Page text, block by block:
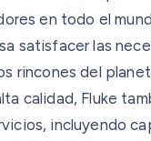
en todo el
satisfacer las
rincones del
calidad, Fluke
incluyendo